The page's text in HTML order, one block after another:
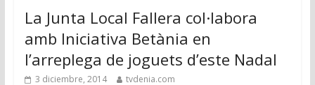
La Junta Local Fallera col·labora
amb Iniciativa Betània en
l’arreplega de joguets d’este Nadal
3 diciembre, 2014 tvdenia.com